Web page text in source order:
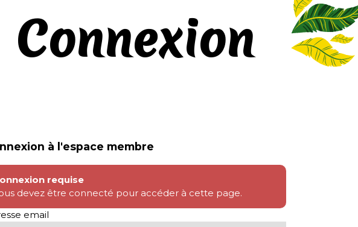
Connexion
à l'espace membre
requise
devez être connecté pour accéder à cette page.
email